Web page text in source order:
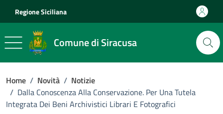
Regione Siciliana
Comune di Siracusa
Home / Novità / Notizie
/ Dalla Conoscenza Alla Conservazione. Per Una Tutela
Integrata Dei Beni Archivistici Librari E Fotografici